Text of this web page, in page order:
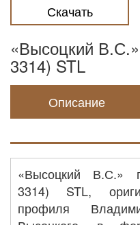
Скачать
«Высоцкий
3314) STL
Описание
«Высоцкий В.С.»
3314) STL,
профиля